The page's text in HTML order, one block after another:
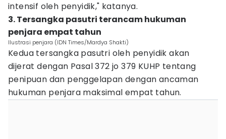
intensif oleh penyidik," katanya.
3. Tersangka pasutri terancam hukuman
penjara empat tahun
Ilustrasi penjara (IDN Times/Mardya Shakti)
Kedua tersangka pasutri oleh penyidik akan
dijerat dengan Pasal 372 jo 379 KUHP tentang
penipuan dan penggelapan dengan ancaman
hukuman penjara maksimal empat tahun.